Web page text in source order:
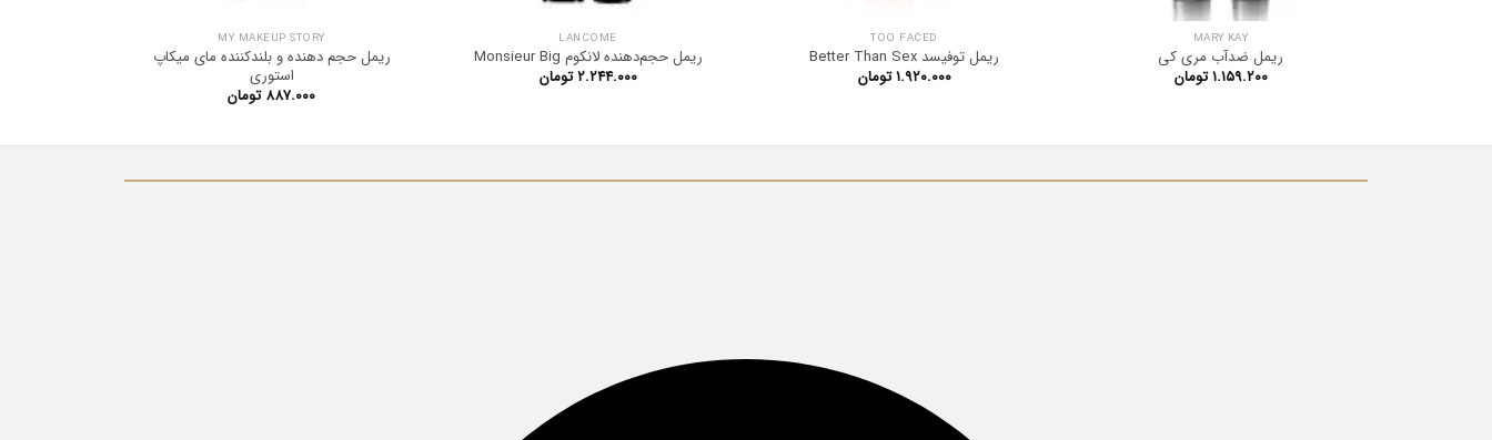
MARY KAY
ریمل ضدآب مری کی
۱.۱۵۹.۲۰۰ تومان
TOO FACED
ریمل توفیسد Better Than Sex
۱.۹۲۰.۰۰۰ تومان
LANCOME
ریمل حجم‌دهنده لانکوم Monsieur Big
۲.۲۴۴.۰۰۰ تومان
MY MAKEUP STORY
ریمل حجم دهنده و بلندکننده مای میکاپ
استوری
۸۸۷.۰۰۰ تومان